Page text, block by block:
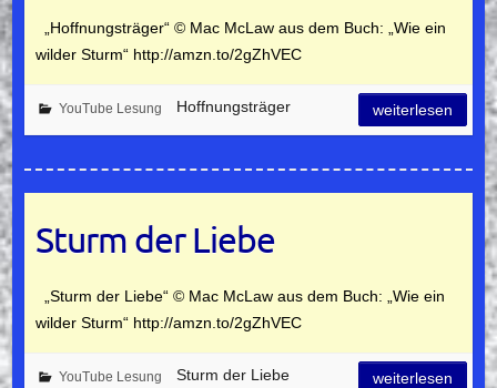
„Hoffnungsträger“ © Mac McLaw aus dem Buch: „Wie ein
wilder Sturm“ http://amzn.to/2gZhVEC
YouTube Lesung Hoffnungsträger weiterlesen
Sturm der Liebe
„Sturm der Liebe“ © Mac McLaw aus dem Buch: „Wie ein
wilder Sturm“ http://amzn.to/2gZhVEC
YouTube Lesung Sturm der Liebe weiterlesen